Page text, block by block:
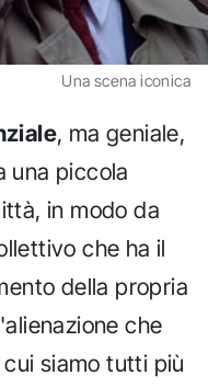
Una scena iconica
, ma geniale,
una piccola
in modo da
che ha il
della propria
che
siamo tutti più